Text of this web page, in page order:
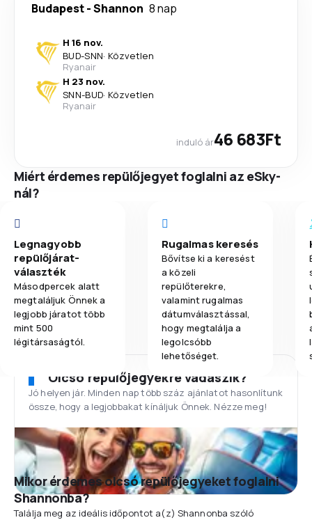
Budapest-Shannon 8 nap
H 16 nov.
BUD-SNN· Közvetlen
Ryanair
H 23 nov.
SNN-BUD· Közvetlen
Ryanair
induló ár46 683Ft
Miért érdemes repülőjegyet foglalni az eSky-
nál?
Legnagyobb
repülőjárat-
választék
Másodpercek alatt
megtaláljuk Önnek a
legjobb járatot több
mint 500
légitársaságtól.
Rugalmas keresés
Bővítse ki a keresést
a közeli
repülőterekre,
valamint rugalmas
dátumválasztással,
hogy megtalálja a
legolcsóbb
lehetőséget.
Olcsó repülőjegyekre vadászik?
Jó helyen jár. Minden nap több száz ajánlatot hasonlítunk
össze, hogy a legjobbakat kínáljuk Önnek. Nézze meg!
Mikor érdemes olcsó repülőjegyeket foglalni
Shannonba?
Találja meg az ideális időpontot a(z) Shannonba szóló